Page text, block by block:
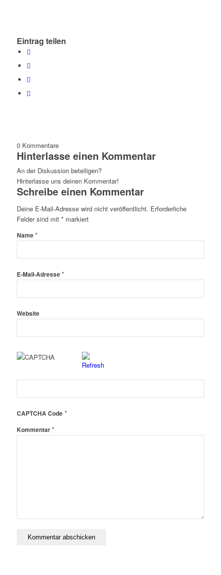
Eintrag teilen
0 Kommentare
Hinterlasse einen Kommentar
An der Diskussion beteiligen?
Hinterlasse uns deinen Kommentar!
Schreibe einen Kommentar
Deine E-Mail-Adresse wird nicht veröffentlicht. Erforderliche
Felder sind mit *markiert
Name*
E-Mail-Adresse*
Website
CAPTCHA Code*
Kommentar*